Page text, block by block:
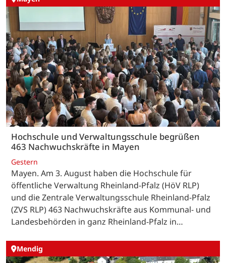
Hochschule und Verwaltungsschule begrüßen
463 Nachwuchskräfte in Mayen
Gestern
Mayen. Am 3. August haben die Hochschule für
öffentliche Verwaltung Rheinland-Pfalz (HöV RLP)
und die Zentrale Verwaltungsschule Rheinland-Pfalz
(ZVS RLP) 463 Nachwuchskräfte aus Kommunal- und
Landesbehörden in ganz Rheinland-Pfalz in…
Mendig